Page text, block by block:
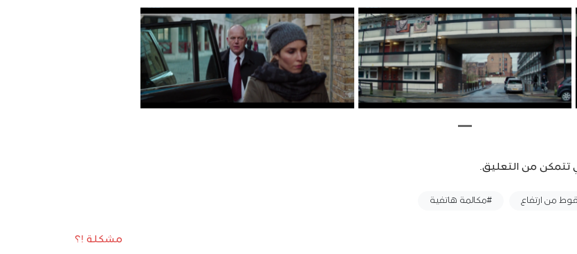
تتمكن من التعليق.
من ارتفاع #مكالمة هاتفية
مشكلة !؟